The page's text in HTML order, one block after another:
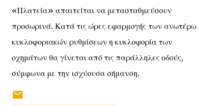
«Πλατεία» απαιτείται να μετασταθμεύσουν
προσωρινά. Κατά τις ώρες εφαρμογής των ανωτέρω
κυκλοφοριακών ρυθμίσεων η κυκλοφορία των
οχημάτων θα γίνεται από τις παράλληλες οδούς,
σύμφωνα με την ισχύουσα σήμανση.